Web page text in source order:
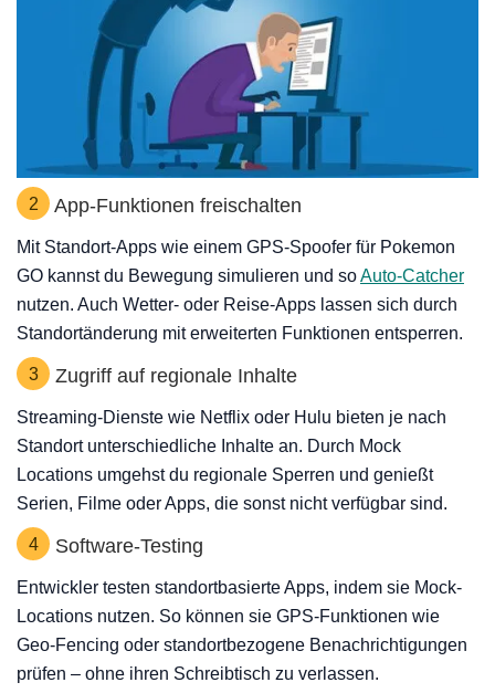
2 App-Funktionen freischalten
Mit Standort-Apps wie einem GPS-Spoofer für Pokemon
GO kannst du Bewegung simulieren und soAuto-Catcher
nutzen. Auch Wetter- oder Reise-Apps lassen sich durch
Standortänderung mit erweiterten Funktionen entsperren.
3 Zugriff auf regionale Inhalte
Streaming-Dienste wie Netflix oder Hulu bieten je nach
Standort unterschiedliche Inhalte an. Durch Mock
Locations umgehst du regionale Sperren und genießt
Serien, Filme oder Apps, die sonst nicht verfügbar sind.
4 Software-Testing
Entwickler testen standortbasierte Apps, indem sie Mock-
Locations nutzen. So können sie GPS-Funktionen wie
Geo-Fencing oder standortbezogene Benachrichtigungen
prüfen – ohne ihren Schreibtisch zu verlassen.